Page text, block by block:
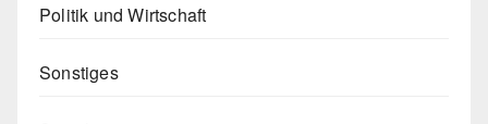
Politik und Wirtschaft
Sonstiges